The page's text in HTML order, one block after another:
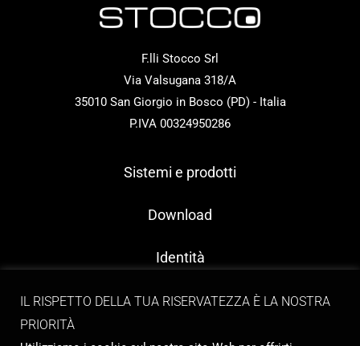
F.lli Stocco Srl
Via Valsugana 318/A
35010 San Giorgio in Bosco (PD) - Italia
P.IVA 00324950286
Sistemi e prodotti
Download
Identità
Contatti
IL RISPETTO DELLA TUA RISERVATEZZA È LA NOSTRA
PRIORITÀ